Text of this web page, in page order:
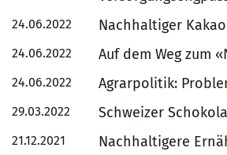
24.06.2022 Nachhaltiger
24.06.2022 Auf dem Weg zum
24.06.2022 Agrarpolitik:
29.03.2022 Schweizer
21.12.2021 Nachhaltigere